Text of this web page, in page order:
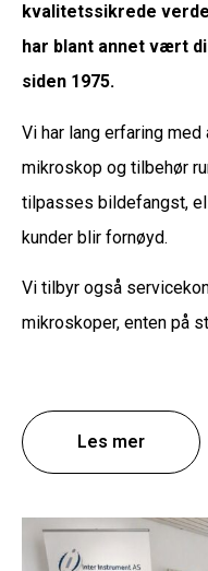
kvalitetssikrede
har blant annet vært
siden 1975.
Vi har lang erfaring
mikroskop og tilbehør
tilpasses bildefangst,
kunder blir fornøyd.
Vi tilbyr også
mikroskoper, enten på
Les mer